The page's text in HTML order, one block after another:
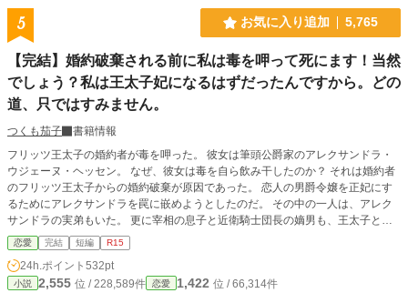
5 お気に入り追加 5,765
【完結】婚約破棄される前に私は毒を呷って死にます！当然
でしょう？私は王太子妃になるはずだったんですから。どの
道、只ではすみません。
つくも茄子
書籍情報
フリッツ王太子の婚約者が毒を呷った。 彼女は筆頭公爵家のアレクサンドラ・
ウジェーヌ・ヘッセン。 なぜ、彼女は毒を自ら飲み干したのか？ それは婚約者
のフリッツ王太子からの婚約破棄が原因であった。 恋人の男爵令嬢を正妃にす
るためにアレクサンドラを罠に嵌めようとしたのだ。 その中の一人は、アレク
サンドラの実弟もいた。 更に宰相の息子と近衛騎士団長の嫡男も、王太子と男
爵令嬢の味方であった。 婚約者として王家の全てを知るアレクサンドラは、こ
のまま婚約破棄が成立されればどうなるのかを知っていた。そして自分がどうい
う立場なのかも痛いほど理解していたのだ。 生死の境から生還したアレクサン
ドラが目を覚ました時には、全てが様変わりしていた。国の将来のため、必要な
恋愛 完結 短編 R15
24h.ポイント 532pt
小説 2,555 位 / 228,589件 恋愛 1,422 位 / 66,314件